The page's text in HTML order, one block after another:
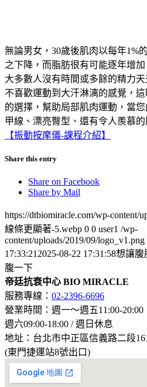
無論男女，30歲後肌肉以每年1%
之下降，而脂肪很有可能逐年增
大多數人沒有時間或多餘的精力
不喜歡運動到大汗淋漓的感覺，
的選擇，幫助局部肌肉運動，當
甲線、漂亮臀型、還有令人羨慕的
【振動按摩儀-課程介紹】
Share this entry
Share on Facebook
Share by Mail
https://dtbiomiracle.com/wp-content/
線條更顯著-5.webp 0 0 user1 /wp-
content/uploads/2019/09/logo_v1.png
17:33:21 2025-08-22 17:31:58想讓腹
腹一下
帝廷抗衰中心 BIO MIRACLE
服務專線： 02-2396-6696
營業時間：週一～週五11:00-20:00
週六09:00-18:00 / 週日休息
地址：台北市中正區信義路二段
(東門捷運站8號出口)